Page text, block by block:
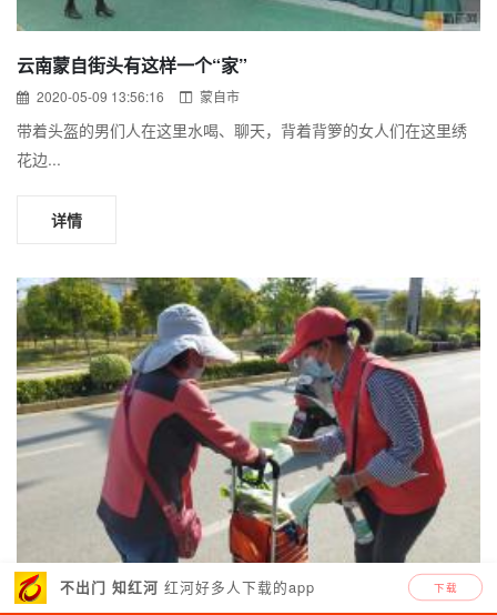
云南蒙自街头有这样一个“家”
2020-05-09 13:56:16 蒙自市
带着头盔的男们人在这里水喝、聊天，背着背箩的女人们在这里绣
花边...
详情
不出门 知红河 红河好多人下载的app 下载